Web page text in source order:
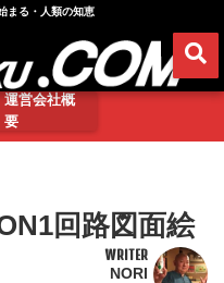
まる・人類の知恵
運営会社概
要
回路図面絵
WRITER
NORI